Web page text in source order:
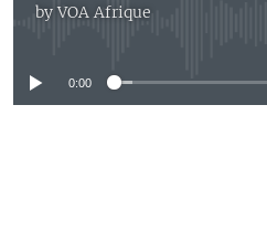
byVOA Afrique
No media source
0:00